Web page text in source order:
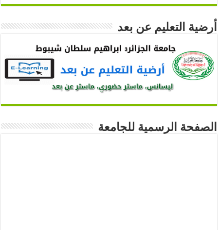
أرضية التعليم عن بعد
الصفحة الرسمية للجامعة